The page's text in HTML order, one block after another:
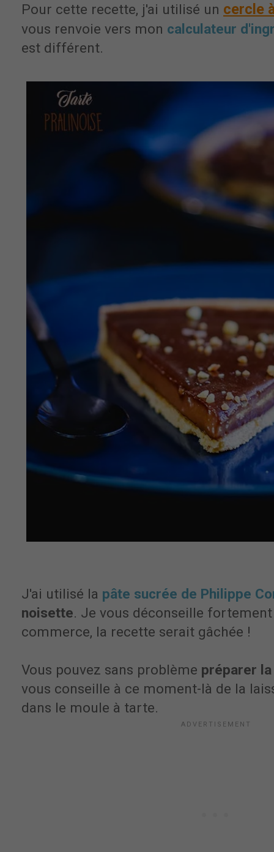
Pour cette recette, j'ai utilisé un cercle
vous renvoie vers mon calculateur
est différent.
J'ai utilisé la pâte sucrée de Philippe
noisette. Je vous déconseille
commerce, la recette serait gâchée !
Vous pouvez sans problème préparer
vous conseille à ce moment-là de la
dans le moule à tarte.